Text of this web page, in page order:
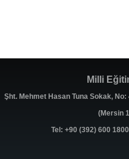
Milli
Şht. Mehmet Hasan Tuna Sokak,
(Mersin
Tel: +90 (392) 600